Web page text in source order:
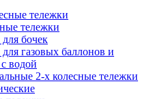
тележки
тележки
бочек
газовых баллонов и
водой
2-х колесные тележки